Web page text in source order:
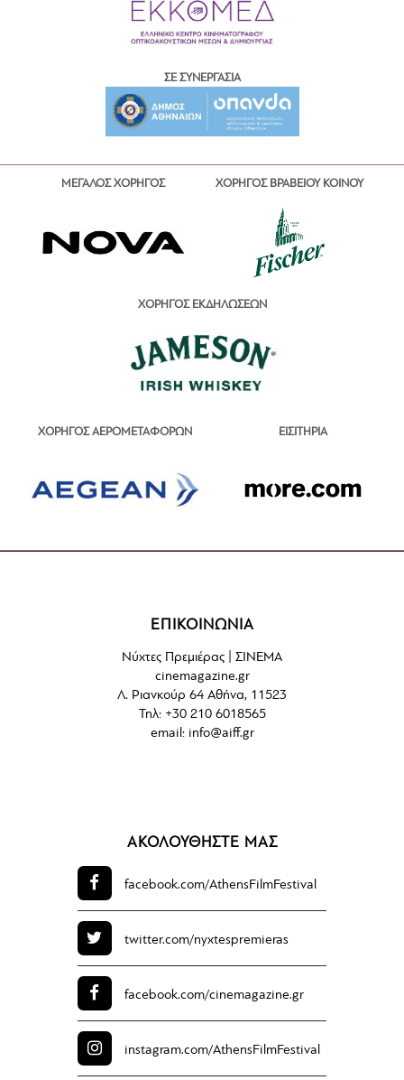
ΣΕ ΣΥΝΕΡΓΑΣΙΑ
ΜΕΓΑΛΟΣ ΧΟΡΗΓΟΣ ΧΟΡΗΓΟΣ ΒΡΑΒΕΙΟΥ ΚΟΙΝΟΥ
ΧΟΡΗΓΟΣ ΕΚΔΗΛΩΣΕΩΝ
ΧΟΡΗΓΟΣ ΑΕΡΟΜΕΤΑΦΟΡΩΝ ΕΙΣΙΤΗΡΙΑ
ΕΠΙΚΟΙΝΩΝΙΑ
Νύχτες Πρεμιέρας | ΣΙΝΕΜΑ
cinemagazine.gr
Λ. Ριανκούρ 64 Αθήνα, 11523
Τηλ: +30 210 6018565
email: info@aiff.gr
ΑΚΟΛΟΥΘΗΣΤΕ ΜΑΣ
facebook.com/AthensFilmFestival
twitter.com/nyxtespremieras
facebook.com/cinemagazine.gr
instagram.com/AthensFilmFestival